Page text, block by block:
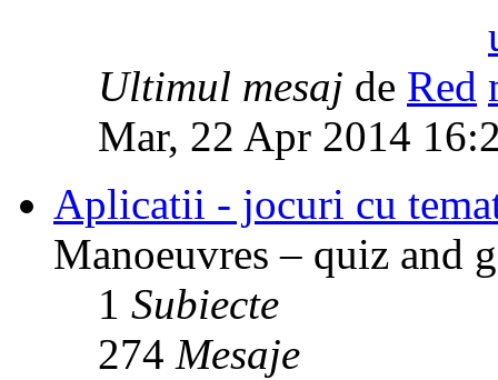
Ultimul mesaj de Red
Mar, 22 Apr 2014
Aplicatii - jocuri cu
Manoeuvres – quiz and
1 Subiecte
274 Mesaje